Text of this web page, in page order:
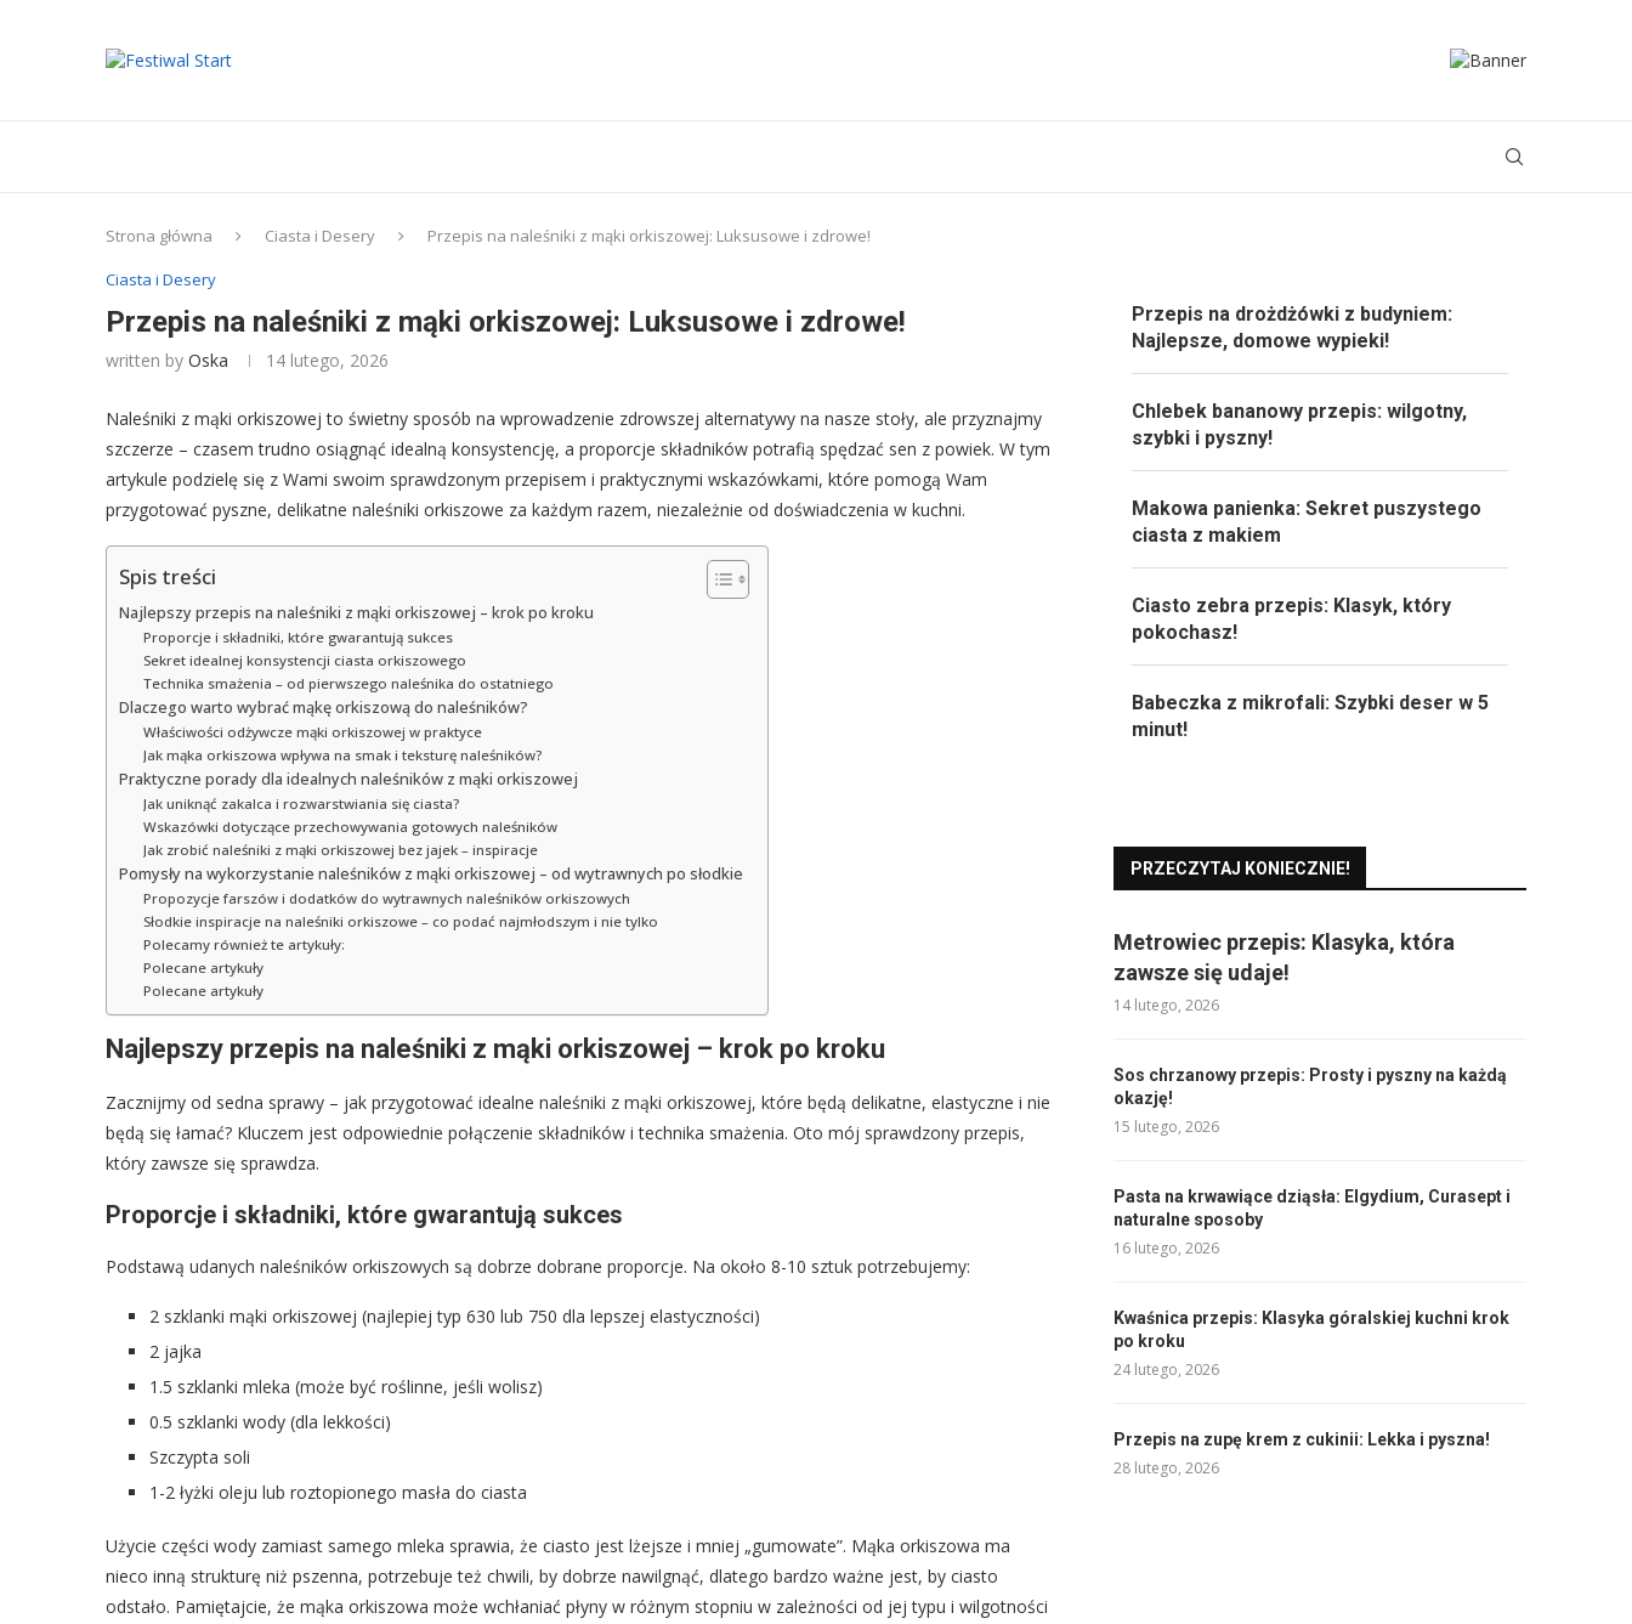
Strona główna Ciasta i Desery
Przepis na naleśniki z mąki orkiszowej: Luksusowe i zdrowe!
Ciasta i Desery
Przepis na naleśniki z mąki orkiszowej: Luksusowe i zdrowe!
written by Oska 14 lutego, 2026
Naleśniki z mąki orkiszowej to świetny sposób na wprowadzenie zdrowszej alternatywy na nasze stoły, ale przyznajmy
szczerze – czasem trudno osiągnąć idealną konsystencję, a proporcje składników potrafią spędzać sen z powiek. W tym
artykule podzielę się z Wami swoim sprawdzonym przepisem i praktycznymi wskazówkami, które pomogą Wam
przygotować pyszne, delikatne naleśniki orkiszowe za każdym razem, niezależnie od doświadczenia w kuchni.
Spis treści
Najlepszy przepis na naleśniki z mąki orkiszowej – krok po kroku
Proporcje i składniki, które gwarantują sukces
Sekret idealnej konsystencji ciasta orkiszowego
Technika smażenia – od pierwszego naleśnika do ostatniego
Dlaczego warto wybrać mąkę orkiszową do naleśników?
Właściwości odżywcze mąki orkiszowej w praktyce
Jak mąka orkiszowa wpływa na smak i teksturę naleśników?
Praktyczne porady dla idealnych naleśników z mąki orkiszowej
Jak uniknąć zakalca i rozwarstwiania się ciasta?
Wskazówki dotyczące przechowywania gotowych naleśników
Jak zrobić naleśniki z mąki orkiszowej bez jajek – inspiracje
Pomysły na wykorzystanie naleśników z mąki orkiszowej – od wytrawnych po słodkie
Propozycje farszów i dodatków do wytrawnych naleśników orkiszowych
Słodkie inspiracje na naleśniki orkiszowe – co podać najmłodszym i nie tylko
Polecamy również te artykuły:
Polecane artykuły
Polecane artykuły
Najlepszy przepis na naleśniki z mąki orkiszowej – krok po kroku
Zacznijmy od sedna sprawy – jak przygotować idealne naleśniki z mąki orkiszowej, które będą delikatne, elastyczne i nie
będą się łamać? Kluczem jest odpowiednie połączenie składników i technika smażenia. Oto mój sprawdzony przepis,
który zawsze się sprawdza.
Proporcje i składniki, które gwarantują sukces
Podstawą udanych naleśników orkiszowych są dobrze dobrane proporcje. Na około 8-10 sztuk potrzebujemy:
2 szklanki mąki orkiszowej (najlepiej typ 630 lub 750 dla lepszej elastyczności)
2 jajka
1.5 szklanki mleka (może być roślinne, jeśli wolisz)
0.5 szklanki wody (dla lekkości)
Szczypta soli
1-2 łyżki oleju lub roztopionego masła do ciasta
Użycie części wody zamiast samego mleka sprawia, że ciasto jest lżejsze i mniej „gumowate”. Mąka orkiszowa ma
nieco inną strukturę niż pszenna, potrzebuje też chwili, by dobrze nawilgnąć, dlatego bardzo ważne jest, by ciasto
odstało. Pamiętajcie, że mąka orkiszowa może wchłaniać płyny w różnym stopniu w zależności od jej typu i wilgotności
Przepis na drożdżówki z budyniem:
Najlepsze, domowe wypieki!
Chlebek bananowy przepis: wilgotny,
szybki i pyszny!
Makowa panienka: Sekret puszystego
ciasta z makiem
Ciasto zebra przepis: Klasyk, który
pokochasz!
Babeczka z mikrofali: Szybki deser w 5
minut!
PRZECZYTAJ KONIECZNIE!
Metrowiec przepis: Klasyka, która
zawsze się udaje!
14 lutego, 2026
Sos chrzanowy przepis: Prosty i pyszny na każdą
okazję!
15 lutego, 2026
Pasta na krwawiące dziąsła: Elgydium, Curasept i
naturalne sposoby
16 lutego, 2026
Kwaśnica przepis: Klasyka góralskiej kuchni krok
po kroku
24 lutego, 2026
Przepis na zupę krem z cukinii: Lekka i pyszna!
28 lutego, 2026